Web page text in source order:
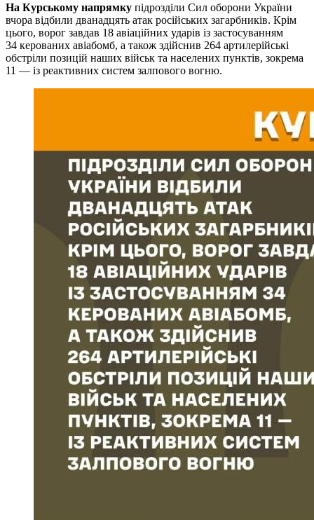
На Курському напрямку підрозділи Сил оборони України
вчора відбили дванадцять атак російських загарбників. Крім
цього, ворог завдав 18 авіаційних ударів із застосуванням
34 керованих авіабомб, а також здійснив 264 артилерійські
обстріли позицій наших військ та населених пунктів, зокрема
11 — із реактивних систем залпового вогню.